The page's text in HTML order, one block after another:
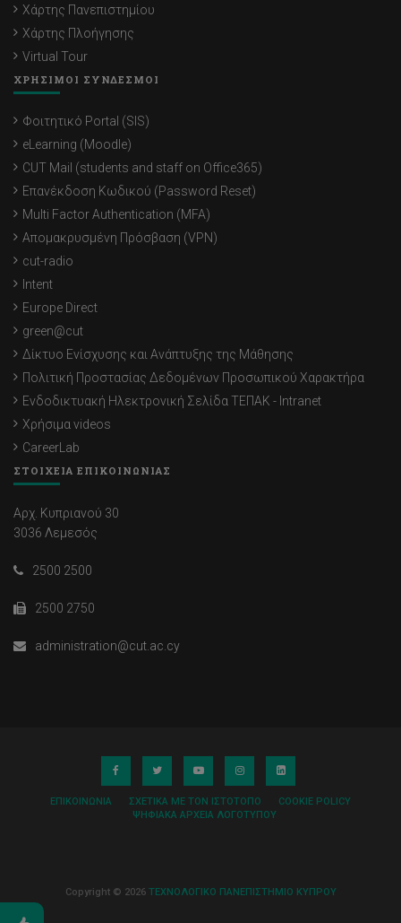
Χάρτης Πανεπιστημίου
Χάρτης Πλοήγησης
Virtual Tour
ΧΡΗΣΙΜΟΙ ΣΥΝΔΕΣΜΟΙ
Φοιτητικό Portal (SIS)
eLearning (Moodle)
CUT Mail (students and staff on Office365)
Επανέκδοση Κωδικού (Password Reset)
Multi Factor Authentication (MFA)
Απομακρυσμένη Πρόσβαση (VPN)
cut-radio
Intent
Europe Direct
green@cut
Δίκτυο Ενίσχυσης και Ανάπτυξης της Μάθησης
Πολιτική Προστασίας Δεδομένων Προσωπικού Χαρακτήρα
Ενδοδικτυακή Ηλεκτρονική Σελίδα ΤΕΠΑΚ - Intranet
Χρήσιμα videos
CareerLab
ΣΤΟΙΧΕΙΑ ΕΠΙΚΟΙΝΩΝΙΑΣ
Αρχ. Κυπριανού 30
3036 Λεμεσός
2500 2500
2500 2750
administration@cut.ac.cy
ΕΠΙΚΟΙΝΩΝΊΑ ΣΧΕΤΙΚΆ ΜΕ ΤΟΝ ΙΣΤΌΤΟΠΟ
COOKIE POLICY
ΨΗΦΙΑΚΆ ΑΡΧΕΊΑ ΛΟΓΌΤΥΠΟΥ
Copyright © 2026 ΤΕΧΝΟΛΟΓΙΚΟ ΠΑΝΕΠΙΣΤΗΜΙΟ ΚΥΠΡΟΥ